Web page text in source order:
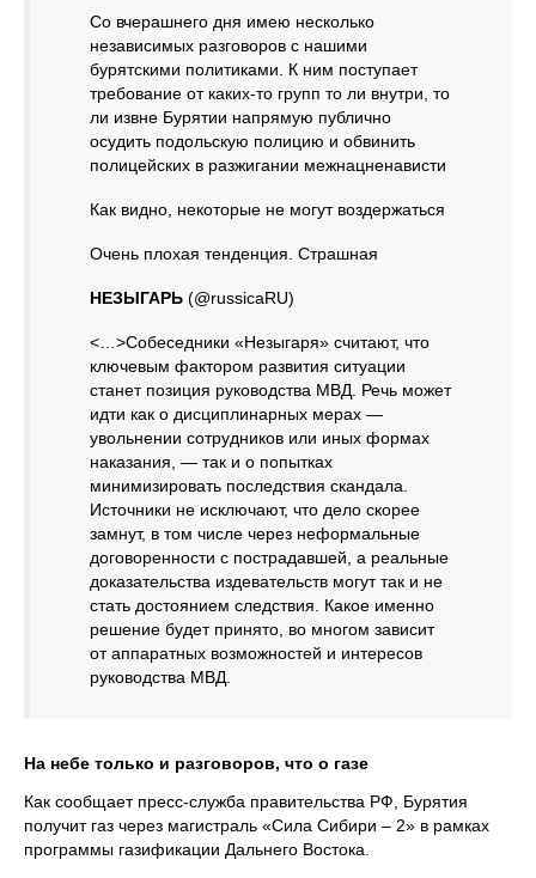
Со вчерашнего дня имею несколько
независимых разговоров с нашими
бурятскими политиками. К ним поступает
требование от каких-то групп то ли внутри, то
ли извне Бурятии напрямую публично
осудить подольскую полицию и обвинить
полицейских в разжигании межнацненависти
Как видно, некоторые не могут воздержаться
Очень плохая тенденция. Страшная
НЕЗЫГАРЬ (@russicaRU)
<…>Собеседники «Незыгаря» считают, что
ключевым фактором развития ситуации
станет позиция руководства МВД. Речь может
идти как о дисциплинарных мерах —
увольнении сотрудников или иных формах
наказания, — так и о попытках
минимизировать последствия скандала.
Источники не исключают, что дело скорее
замнут, в том числе через неформальные
договоренности с пострадавшей, а реальные
доказательства издевательств могут так и не
стать достоянием следствия. Какое именно
решение будет принято, во многом зависит
от аппаратных возможностей и интересов
руководства МВД.
На небе только и разговоров, что о газе
Как сообщает пресс-служба правительства РФ, Бурятия
получит газ через магистраль «Сила Сибири – 2» в рамках
программы газификации Дальнего Востока.